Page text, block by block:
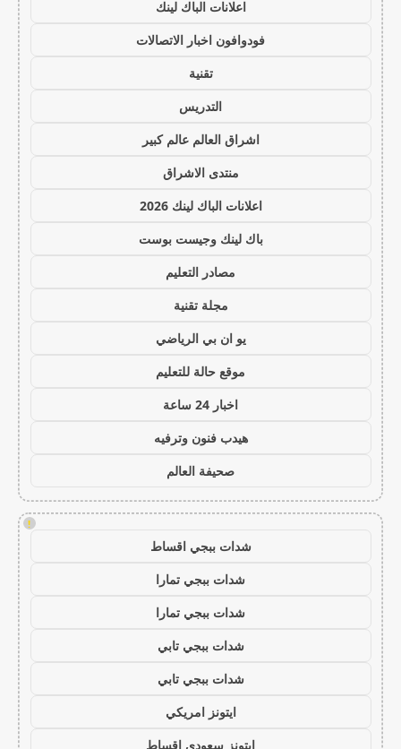
اعلانات الباك لينك
فودوافون اخبار الاتصالات
تقنية
التدريس
اشراق العالم عالم كبير
منتدى الاشراق
اعلانات الباك لينك 2026
باك لينك وجيست بوست
مصادر التعليم
مجلة تقنية
يو ان بي الرياضي
موقع حالة للتعليم
اخبار 24 ساعة
هيدب فنون وترفيه
صحيفة العالم
!
شدات ببجي اقساط
شدات ببجي تمارا
شدات ببجي تمارا
شدات ببجي تابي
شدات ببجي تابي
ايتونز امريكي
ايتونز سعودي اقساط